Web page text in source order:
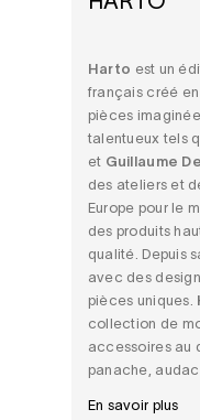
Harto est un
français créé
pièces
talentueux tels
et Guillaume
des ateliers et
Europe pour le
des produits
qualité. Depuis
avec des
pièces uniques.
collection de
accessoires au
panache,
En savoir plus